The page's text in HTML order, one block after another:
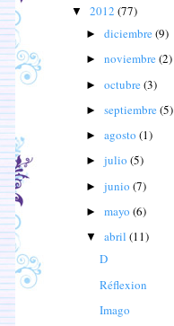
▼ 2012 (77)
► diciembre(9)
► noviembre(2)
► octubre(3)
► septiembre(5)
► agosto (1)
► julio (5)
► junio (7)
► mayo (6)
▼ abril (11)
D
Réflexion
Imago